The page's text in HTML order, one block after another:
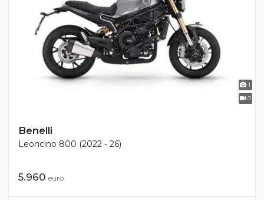
1
0
Benelli
Leoncino 800 (2022 - 26)
5.960 euro